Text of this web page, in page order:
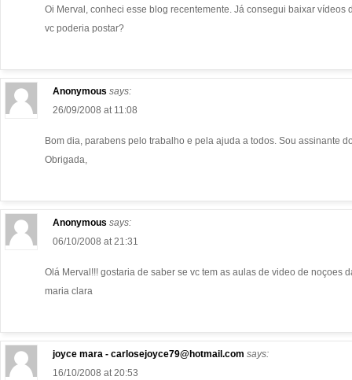
Oi Merval, conheci esse blog recentemente. Já consegui baixar
vc poderia postar?
Anonymous says:
26/09/2008 at 11:08
Bom dia, parabens pelo trabalho e pela ajuda a todos. Sou assinante
Obrigada,
Anonymous says:
06/10/2008 at 21:31
Olá Merval!!! gostaria de saber se vc tem as aulas de video de
maria clara
joyce mara - carlosejoyce79@hotmail.com says:
16/10/2008 at 20:53